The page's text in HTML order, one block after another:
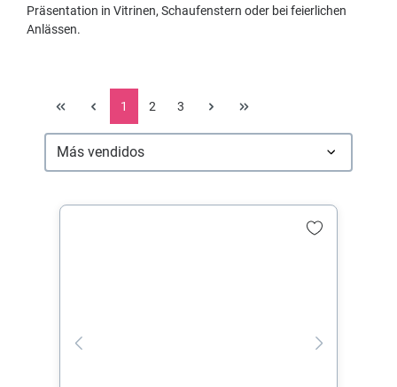
Präsentation in Vitrinen, Schaufenstern oder bei feierlichen
Anlässen.
1 2 3